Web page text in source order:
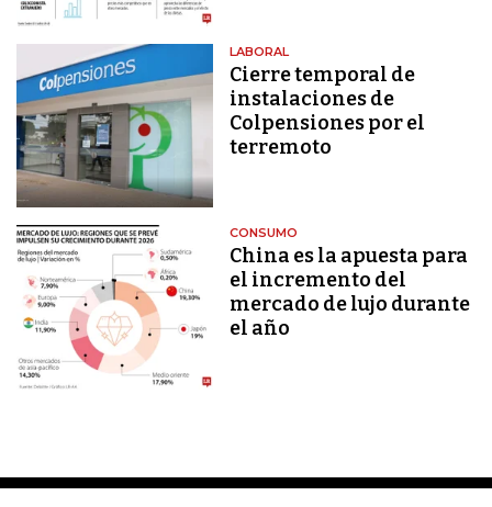
LABORAL
Cierre temporal de
instalaciones de
Colpensiones por el
terremoto
CONSUMO
China es la apuesta para
el incremento del
mercado de lujo durante
el año